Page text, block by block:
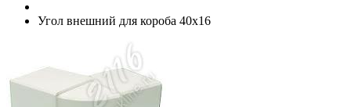
Угол внешний для короба 40х16